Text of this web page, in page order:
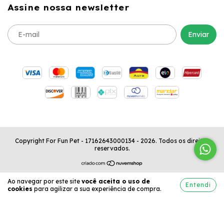
Ao navegar por este site você aceita o uso de
cookies para agilizar a sua experiência de compra.
Entendi
Assine nossa newsletter
Copyright For Fun Pet - 17162643000134 - 2026. Todos os direitos
reservados.